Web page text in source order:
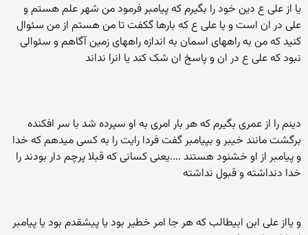
یا از علی ع دین خود را بگیرم که پیامبر فرمود من شهر علم هستم و
علی در ان است و یا علی ع که بارها گکفت تا من هستم از من سئوال
کنید که من به راههای اسمان به اندازه راههای زمین آگاهم و سئوالی
نبود که علی ع در ان و پاسخ ان شک کند یا انرا نداند
دینم را از عمری بگیرم که هر بار امری به او سپرده شد با سر افکنده
برگشت مانند خیبر و بپیامبر گفت فردا رایت را به کسی میدهم که خدا
و پیامبر از او خشنود هستند ....یعنی کسانی که قبلا پرچم دار بودند را
خدا دنداشته و قبول نداشته
و یااز علی ابن ابیطالب که هر جا امر خطیر بود یا پیشقدم بود یا پیامبر